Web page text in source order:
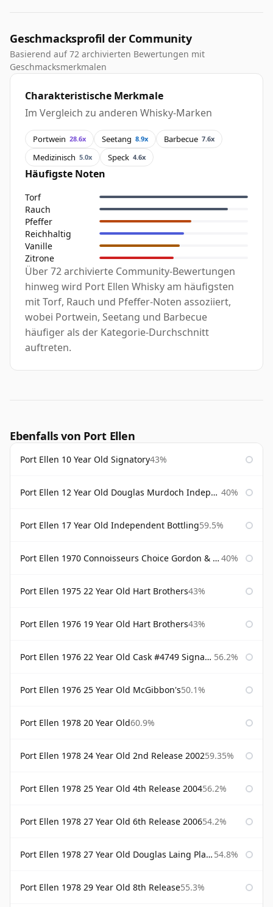
Geschmacksprofil der Community
Basierend auf 72 archivierten Bewertungen mit
Geschmacksmerkmalen
Charakteristische Merkmale
Im Vergleich zu anderen Whisky-Marken
Portwein 28.6x Seetang 8.9x Barbecue 7.6x
Medizinisch 5.0x Speck 4.6x
Häufigste Noten
Torf
Rauch
Pfeffer
Reichhaltig
Vanille
Zitrone
Über 72 archivierte Community-Bewertungen
hinweg wird Port Ellen Whisky am häufigsten
mit Torf, Rauch und Pfeffer-Noten assoziiert,
wobei Portwein, Seetang und Barbecue
häufiger als der Kategorie-Durchschnitt
auftreten.
Ebenfalls von Port Ellen
Port Ellen 10 Year Old Signatory43%
Port Ellen 12 Year Old Douglas Murdoch Independent Bottling 40%
Port Ellen 17 Year Old Independent Bottling59.5%
Port Ellen 1970 Connoisseurs Choice Gordon & Macphail 40%
Port Ellen 1975 22 Year Old Hart Brothers43%
Port Ellen 1976 19 Year Old Hart Brothers43%
Port Ellen 1976 22 Year Old Cask #4749 Signatory 56.2%
Port Ellen 1976 25 Year Old McGibbon's50.1%
Port Ellen 1978 20 Year Old60.9%
Port Ellen 1978 24 Year Old 2nd Release 200259.35%
Port Ellen 1978 25 Year Old 4th Release 200456.2%
Port Ellen 1978 27 Year Old 6th Release 200654.2%
Port Ellen 1978 27 Year Old Douglas Laing Platinum Selection 54.8%
Port Ellen 1978 29 Year Old 8th Release55.3%